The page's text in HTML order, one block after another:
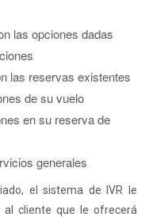
las opciones dadas
las reservas existentes
de su vuelo
en su reserva de
generales
el sistema de IVR le
al cliente que le ofrecerá